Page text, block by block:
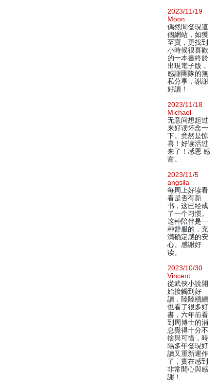
2023/11/19
Moon
偶然間發現這
個網站，如獲
至寶，更找到
小時候很喜歡
的一本書終於
出現電子版，
感謝團隊的無
私分享，謝謝
好讀！
2023/11/18
Michael
无意间想起过
来好读怀念一
下。竟然是惊
喜！好读活过
来了！感恩 感
谢。
2023/11/5
angsila
每周上好读看
看是否有新
书，这已经成
了一个习惯。
这种陪伴是一
种舒服的，充
满确定感的安
心。感谢好
读。
2023/10/30
Vincent
從武俠小說開
始接觸到好
讀，陸陸續續
也看了很多好
書，六年前看
到周博士的消
息覺得十分不
捨與可惜，時
隔多年發現好
讀又重新運作
了，實在感到
非常開心與感
謝！